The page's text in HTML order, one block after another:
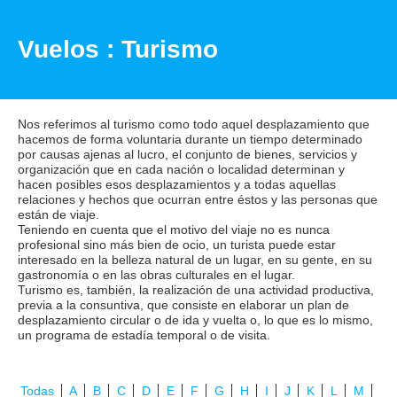
Vuelos : Turismo
Nos referimos al turismo como todo aquel desplazamiento que
hacemos de forma voluntaria durante un tiempo determinado
por causas ajenas al lucro, el conjunto de bienes, servicios y
organización que en cada nación o localidad determinan y
hacen posibles esos desplazamientos y a todas aquellas
relaciones y hechos que ocurran entre éstos y las personas que
están de viaje.
Teniendo en cuenta que el motivo del viaje no es nunca
profesional sino más bien de ocio, un turista puede estar
interesado en la belleza natural de un lugar, en su gente, en su
gastronomía o en las obras culturales en el lugar.
Turismo es, también, la realización de una actividad productiva,
previa a la consuntiva, que consiste en elaborar un plan de
desplazamiento circular o de ida y vuelta o, lo que es lo mismo,
un programa de estadía temporal o de visita.
Todas A B C D E F G H I J K L
M